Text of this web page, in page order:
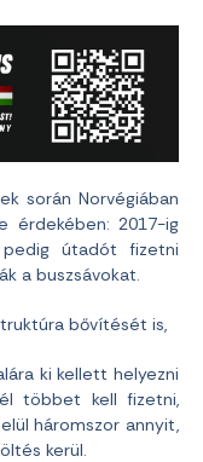
során Norvégiában
érdekében: 2017-ig
útadót fizetni
a buszsávokat.
bővítését is,
ki kellett helyezni
többet kell fizetni,
háromszor annyit,
kerül.